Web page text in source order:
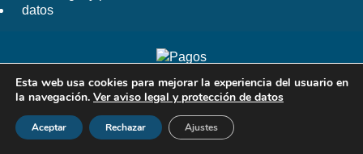
datos
Esta web usa cookies para mejorar la experiencia del usuario en
la navegación. Ver aviso legal y protección de datos
Aceptar Rechazar Ajustes